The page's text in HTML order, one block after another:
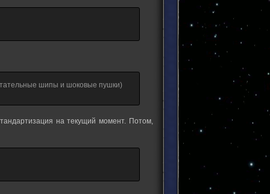
шипы и шоковые пушки)
на текущий момент. Потом,